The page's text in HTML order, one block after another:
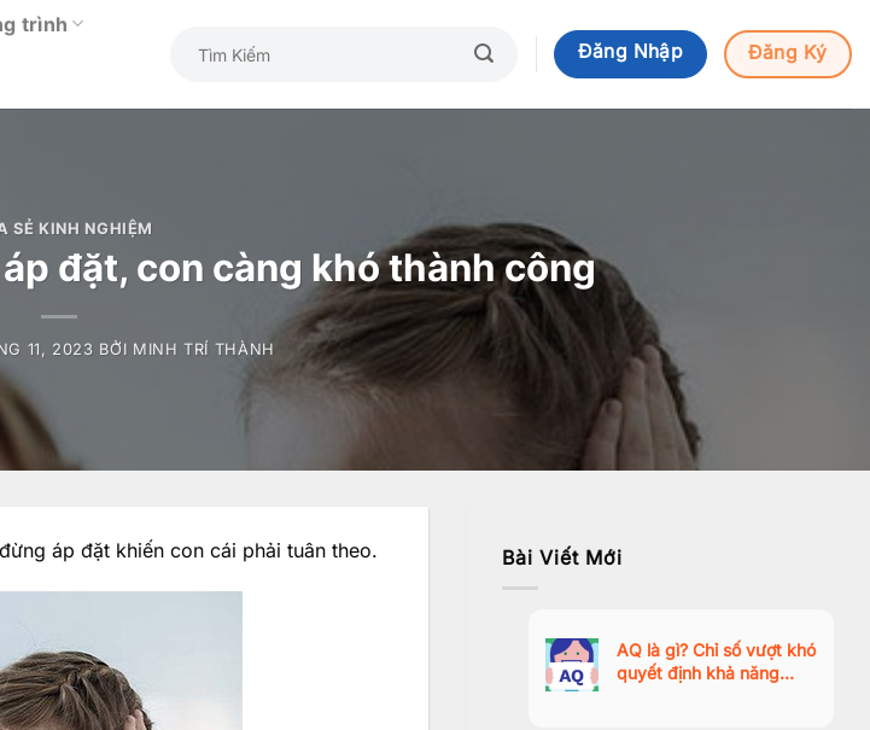
trình
Đăng Nhập Đăng Ký
SẺ KINH NGHIỆM
đặt, con càng khó thành công
11, 2023 BỞI MINH TRÍ THÀNH
áp đặt khiến con cái phải tuân theo. Bài Viết Mới
AQ là gì? Chỉ số vượt khó
quyết định khả năng